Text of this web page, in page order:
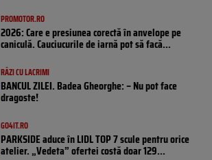
PROMOTOR.RO
2026: Care e presiunea corectă în anvelope pe
caniculă. Cauciucurile de iarnă pot să facă...
RÂZI CU LACRIMI
BANCUL ZILEI. Badea Gheorghe: – Nu pot face
dragoste!
GO4IT.RO
PARKSIDE aduce în LIDL TOP 7 scule pentru orice
atelier. „Vedeta” ofertei costă doar 129...